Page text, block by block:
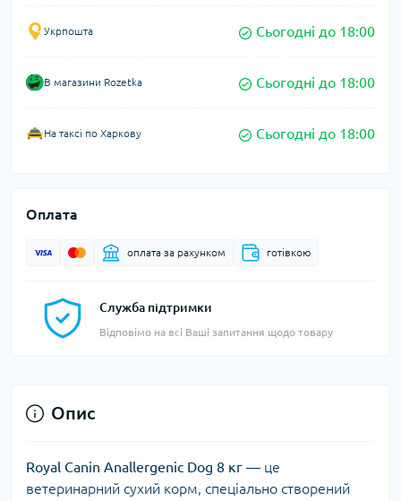
Укрпошта Сьогодні до 18:00
В магазини Rozetka Сьогодні до 18:00
На таксі по Харкову Сьогодні до 18:00
Оплата
оплата за рахунком готівкою
Служба підтримки
Відповімо на всі Ваші запитання щодо товару
Опис
Royal Canin Anallergenic Dog 8 кг — це
ветеринарний сухий корм, спеціально створений